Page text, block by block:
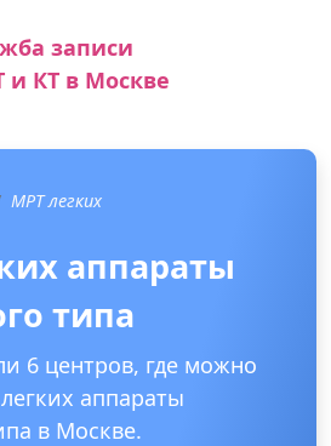
записи
и КТ в Москве
МРТ легких
аппараты
типа
6 центров, где можно
аппараты
в Москве.